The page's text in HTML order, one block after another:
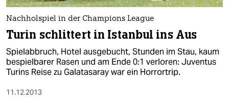
Nachholspiel in der Champions League
Turin schlittert in Istanbul ins Aus
Spielabbruch, Hotel ausgebucht, Stunden im Stau, kaum
bespielbarer Rasen und am Ende 0:1 verloren: Juventus
Turins Reise zu Galatasaray war ein Horrortrip.
11.12.2013